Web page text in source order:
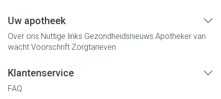
Uw apotheek
Over ons Nuttige links Gezondheidsnieuws Apotheker van
wacht Voorschrift Zorgtarieven
Klantenservice
FAQ